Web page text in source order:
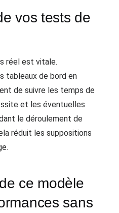
vos tests de
réel est vitale.
tableaux de bord en
de suivre les temps de
et les éventuelles
le déroulement de
réduit les suppositions
ce modèle
sans